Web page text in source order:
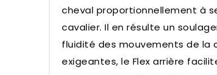
cheval proportionnellement à
cavalier. Il en résulte un
fluidité des mouvements de la
exigeantes, le Flex arrière